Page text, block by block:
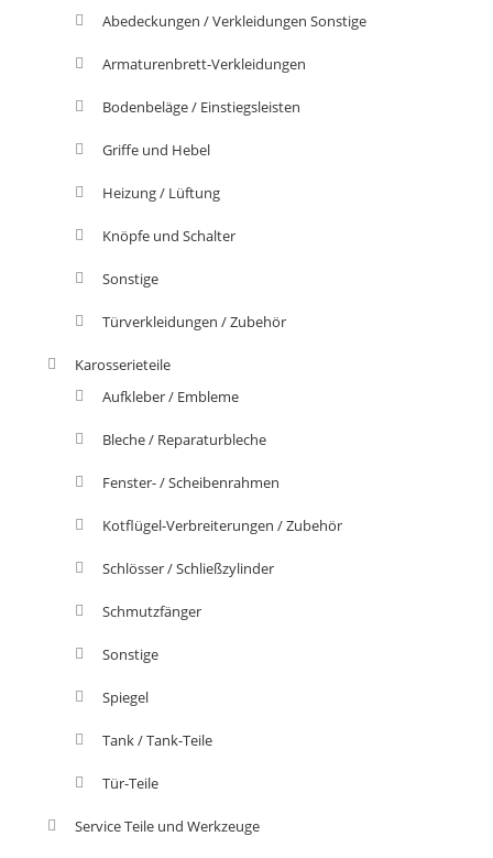
Abedeckungen / Verkleidungen Sonstige
Armaturenbrett-Verkleidungen
Bodenbeläge / Einstiegsleisten
Griffe und Hebel
Heizung / Lüftung
Knöpfe und Schalter
Sonstige
Türverkleidungen / Zubehör
Karosserieteile
Aufkleber / Embleme
Bleche / Reparaturbleche
Fenster- / Scheibenrahmen
Kotflügel-Verbreiterungen / Zubehör
Schlösser / Schließzylinder
Schmutzfänger
Sonstige
Spiegel
Tank / Tank-Teile
Tür-Teile
Service Teile und Werkzeuge